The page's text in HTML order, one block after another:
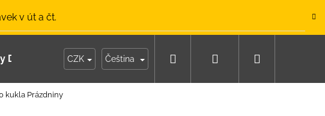
v út a čt.
Dupeťačky Moje objednávka
CZK Čeština Hledat Přihlášení
kukla Prázdniny